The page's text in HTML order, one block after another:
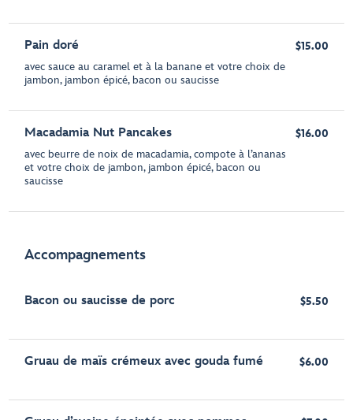
Pain doré
avec sauce au caramel et à la banane et votre choix de
jambon, jambon épicé, bacon ou saucisse
$15.00
Macadamia Nut Pancakes
avec beurre de noix de macadamia, compote à l’ananas
et votre choix de jambon, jambon épicé, bacon ou
saucisse
$16.00
Accompagnements
Bacon ou saucisse de porc $5.50
Gruau de maïs crémeux avec gouda fumé $6.00